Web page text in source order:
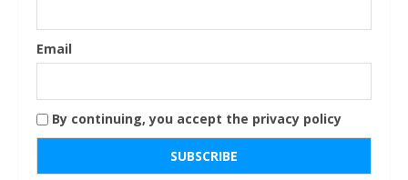
Email
By continuing, you accept the privacy policy